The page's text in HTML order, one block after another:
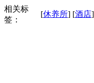
相关标
签：
[休养所] [酒店